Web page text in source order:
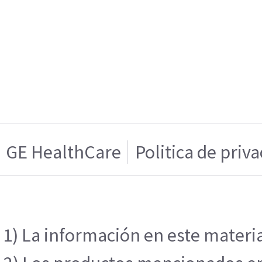
GE HealthCare Politica de
1) La información en este